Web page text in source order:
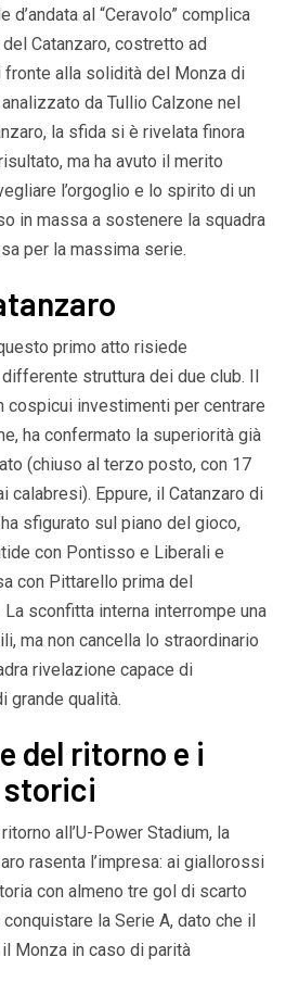
al “Ceravolo” complica
Catanzaro, costretto ad
alla solidità del Monza di
da Tullio Calzone nel
la sfida si è rivelata finora
ma ha avuto il merito
l’orgoglio e lo spirito di un
in massa a sostenere la squadra
per la massima serie.
primo atto risiede
struttura dei due club. Il
cospicui investimenti per centrare
ha confermato la superiorità già
(chiuso al terzo posto, con 17
calabresi). Eppure, il Catanzaro di
sfigurato sul piano del gioco,
con Pontisso e Liberali e
con Pittarello prima del
sconfitta interna interrompe una
ma non cancella lo straordinario
rivelazione capace di
grande qualità.
del ritorno e i
storici
all’U-Power Stadium, la
rasenta l’impresa: ai giallorossi
con almeno tre gol di scarto
la Serie A, dato che il
Monza in caso di parità